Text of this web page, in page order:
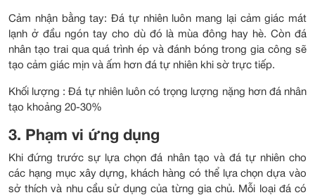
Cảm nhận bằng tay: Đá tự nhiên luôn mang lại cảm giác mát
lạnh ở đầu ngón tay cho dù đó là mùa đông hay hè. Còn đá
nhân tạo trai qua quá trình ép và đánh bóng trong gia công sẽ
tạo cảm giác mịn và ấm hơn đá tự nhiên khi sờ trực tiếp.
Khối lượng : Đá tự nhiên luôn có trọng lượng nặng hơn đá nhân
tạo khoảng 20-30%
3. Phạm vi ứng dụng
Khi đứng trước sự lựa chọn đá nhân tạo và đá tự nhiên cho
các hạng mục xây dựng, khách hàng có thể lựa chọn dựa vào
sở thích và nhu cầu sử dụng của từng gia chủ. Mỗi loại đá có